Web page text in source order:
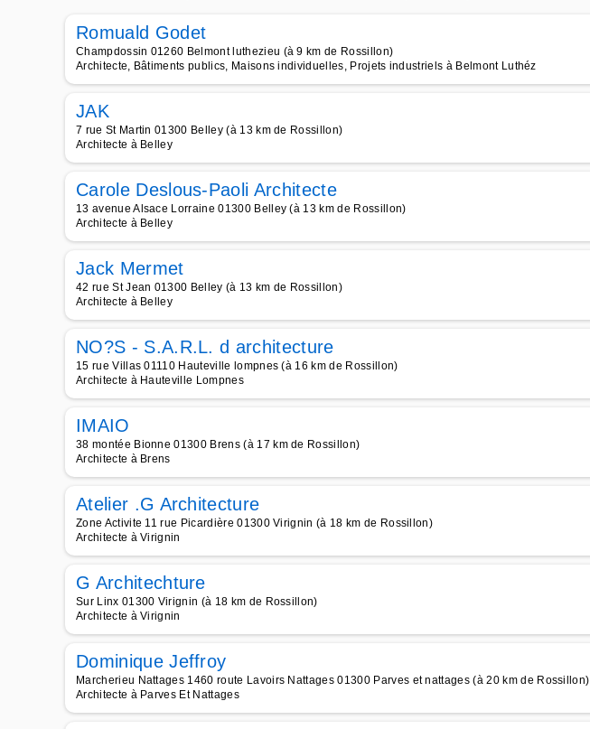
Romuald Godet
Champdossin 01260 Belmont luthezieu (à 9 km de Rossillon)
Architecte, Bâtiments publics, Maisons individuelles, Projets industriels à Belmont Luthéz
JAK
7 rue St Martin 01300 Belley (à 13 km de Rossillon)
Architecte à Belley
Carole Deslous-Paoli Architecte
13 avenue Alsace Lorraine 01300 Belley (à 13 km de Rossillon)
Architecte à Belley
Jack Mermet
42 rue St Jean 01300 Belley (à 13 km de Rossillon)
Architecte à Belley
NO?S - S.A.R.L. d architecture
15 rue Villas 01110 Hauteville lompnes (à 16 km de Rossillon)
Architecte à Hauteville Lompnes
IMAIO
38 montée Bionne 01300 Brens (à 17 km de Rossillon)
Architecte à Brens
Atelier .G Architecture
Zone Activite 11 rue Picardière 01300 Virignin (à 18 km de Rossillon)
Architecte à Virignin
G Architechture
Sur Linx 01300 Virignin (à 18 km de Rossillon)
Architecte à Virignin
Dominique Jeffroy
Marcherieu Nattages 1460 route Lavoirs Nattages 01300 Parves et nattages (à 20 km de Rossillon)
Architecte à Parves Et Nattages